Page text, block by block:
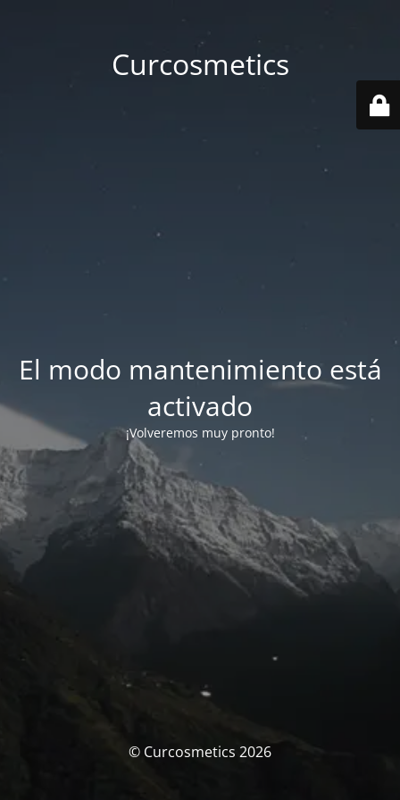
Curcosmetics
El modo mantenimiento está
activado
¡Volveremos muy pronto!
© Curcosmetics 2026